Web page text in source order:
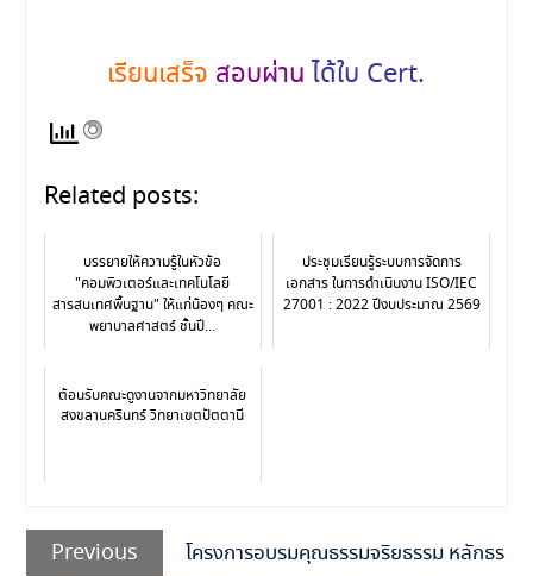
เรียนเสร็จ สอบผ่านได้ใบ Cert.
Related posts:
บรรยายให้ความรู้ในหัวข้อ
"คอมพิวเตอร์และเทคโนโลยี
สารสนเทศพื้นฐาน" ให้แก่น้องๆ คณะ
พยาบาลศาสตร์ ชั้นปี...
ประชุมเรียนรู้ระบบการจัดการ
เอกสาร ในการดำเนินงาน ISO/IEC
27001 : 2022 ปีงบประมาณ 2569
ต้อนรับคณะดูงานจากมหาวิทยาลัย
สงขลานครินทร์ วิทยาเขตปัตตานี
Previous
โครงการอบรมคุณธรรมจริยธรรม หลักธร